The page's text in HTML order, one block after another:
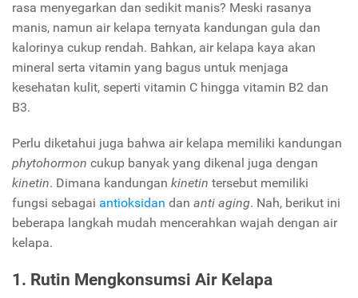
rasa menyegarkan dan sedikit manis? Meski rasanya
manis, namun air kelapa ternyata kandungan gula dan
kalorinya cukup rendah. Bahkan, air kelapa kaya akan
mineral serta vitamin yang bagus untuk menjaga
kesehatan kulit, seperti vitamin C hingga vitamin B2 dan
B3.
Perlu diketahui juga bahwa air kelapa memiliki kandungan
phytohormon cukup banyak yang dikenal juga dengan
kinetin. Dimana kandungan kinetin tersebut memiliki
fungsi sebagai antioksidan dan anti aging. Nah, berikut ini
beberapa langkah mudah mencerahkan wajah dengan air
kelapa.
1. Rutin Mengkonsumsi Air Kelapa